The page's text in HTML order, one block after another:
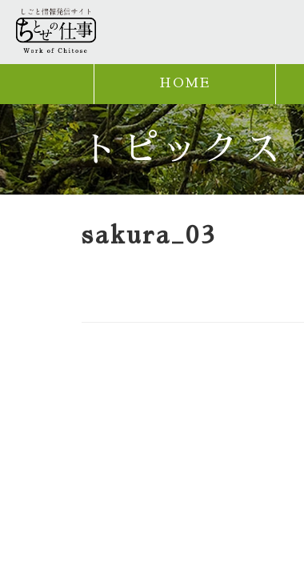
HOME
トピックス
sakura_03